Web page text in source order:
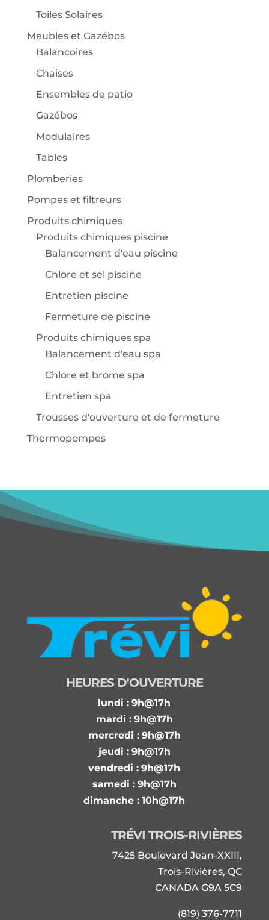
Toiles Solaires
Meubles et Gazébos
Balancoires
Chaises
Ensembles de patio
Gazébos
Modulaires
Tables
Plomberies
Pompes et filtreurs
Produits chimiques
Produits chimiques piscine
Balancement d'eau piscine
Chlore et sel piscine
Entretien piscine
Fermeture de piscine
Produits chimiques spa
Balancement d'eau spa
Chlore et brome spa
Entretien spa
Trousses d'ouverture et de fermeture
Thermopompes
HEURES D'OUVERTURE
lundi : 9h@17h
mardi : 9h@17h
mercredi : 9h@17h
jeudi : 9h@17h
vendredi : 9h@17h
samedi : 9h@17h
dimanche : 10h@17h
TRÉVI TROIS-RIVIÈRES
7425 Boulevard Jean-XXIII,
Trois-Rivières, QC
CANADA G9A 5C9
(819) 376-7711